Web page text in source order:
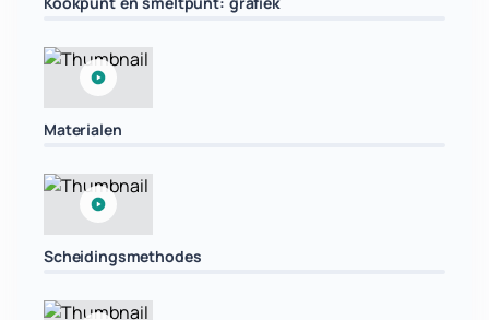
Materialen
Scheidingsmethodes